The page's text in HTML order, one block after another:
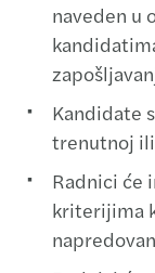
naveden u
Kandidate
trenutnoj
Radnici će
kriterijima